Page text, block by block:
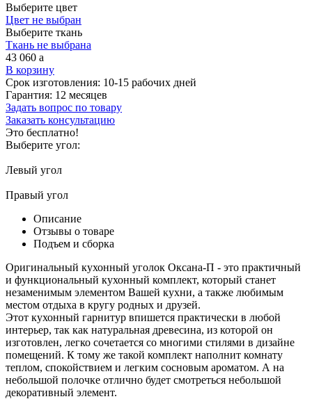
Выберите цвет
Цвет не выбран
Выберите ткань
Ткань не выбрана
43 060 a
В корзину
Срок изготовления: 10-15 рабочих дней
Гарантия: 12 месяцев
Задать вопрос по товару
Заказать консультацию
Это бесплатно!
Выберите угол:
Левый угол
Правый угол
Описание
Отзывы о товаре
Подъем и сборка
Оригинальный кухонный уголок Оксана-П - это практичный
и функциональный кухонный комплект, который станет
незаменимым элементом Вашей кухни, а также любимым
местом отдыха в кругу родных и друзей.
Этот кухонный гарнитур впишется практически в любой
интерьер, так как натуральная древесина, из которой он
изготовлен, легко сочетается со многими стилями в дизайне
помещений. К тому же такой комплект наполнит комнату
теплом, спокойствием и легким сосновым ароматом. А на
небольшой полочке отлично будет смотреться небольшой
декоративный элемент.